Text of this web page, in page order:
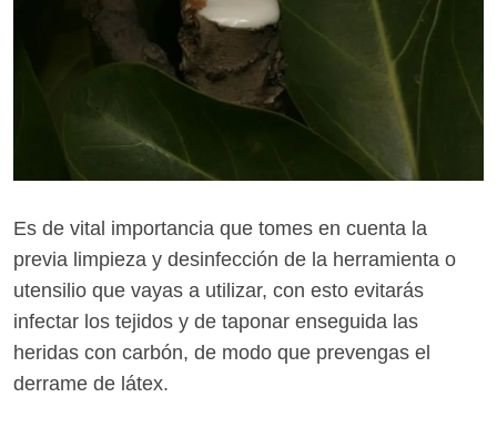
Es de vital importancia que tomes en cuenta la
previa limpieza y desinfección de la herramienta o
utensilio que vayas a utilizar, con esto evitarás
infectar los tejidos y de taponar enseguida las
heridas con carbón, de modo que prevengas el
derrame de látex.